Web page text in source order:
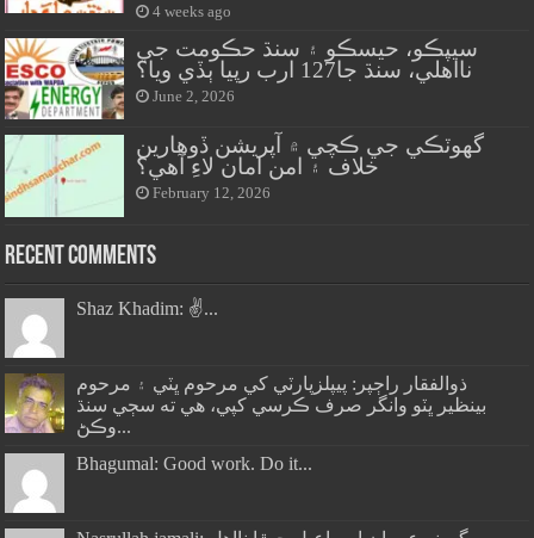
4 weeks ago
سيپڪو، حيسڪو ۽ سنڌ حڪومت جي
نااهلي، سنڌ جا127 ارب رپيا ٻڏي ويا؟
June 2, 2026
گهوٽڪي جي ڪچي ۾ آپريشن ڏوهارين
خلاف ۽ امن امان لاءِ آهي؟
February 12, 2026
Recent Comments
Shaz Khadim: ✌️...
ذوالفقار راڄپر: پيپلزپارٽي کي مرحوم ڀٽي ۽ مرحوم
بينظير ڀٽو وانگر صرف ڪرسي کپي، هي ته سڄي سنڌ
وڪڻ...
Bhagumal: Good work. Do it...